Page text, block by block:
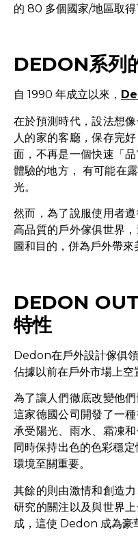
的 80 多個國家/地區取得
DEDON系列
自 1990 年成立以來，
在於預測時代，設法想
人的家的客廳，保存完
面，不再是一個快速「
體驗的地方， 有可能在
光。
然而，為了說服使用者
高品質的戶外傢俱世界
圖和目的，併為戶外帶來
DEDON
特性
Dedon在戶外設計傢俱
佔據以前在戶外市場上空
為了讓人們徹底改變他
這家德國公司開發了一
承受陽光、雨水、霜凍
同時保持出色的色彩穩
環境至關重要。
其餘的則由激情和創造
研究的關注以及與世界
成，這使 Dedon 成為豪